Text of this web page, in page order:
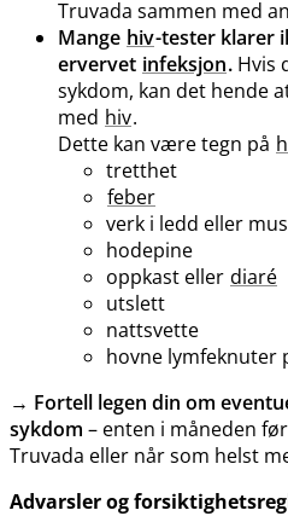
Truvada sammen med
Mange hiv-tester klarer
ervervet infeksjon. Hvis
sykdom, kan det hende
med hiv.
Dette kan være tegn på
tretthet
feber
verk i ledd eller
hodepine
oppkast eller diaré
utslett
nattsvette
hovne lymfeknuter
→ Fortell legen din om
sykdom – enten i måneden
Truvada eller når som helst
Advarsler og